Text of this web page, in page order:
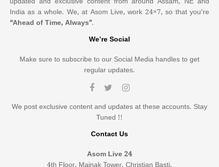
India as a whole. We, at Asom Live, work 24×7, so that you’re
“Ahead of Time, Always”.
We’re Social
Make sure to subscribe to our Social Media handles to get
regular updates.
We post exclusive content and updates at these accounts. Stay
Tuned !!
Contact Us
Asom Live 24